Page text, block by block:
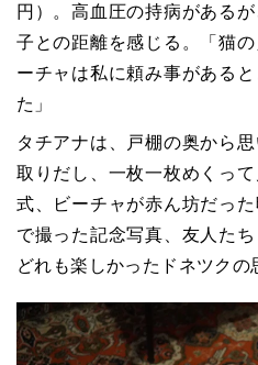
円）。高血圧の持病がある
子との距離を感じる。「猫
ーチャは私に頼み事がある
た」
タチアナは、戸棚の奥から
取りだし、一枚一枚めくっ
式、ビーチャが赤ん坊だっ
で撮った記念写真、友人た
どれも楽しかったドネツクの